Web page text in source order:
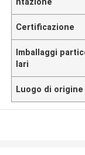
Certificazione
Imballaggi
lari
Luogo di origine